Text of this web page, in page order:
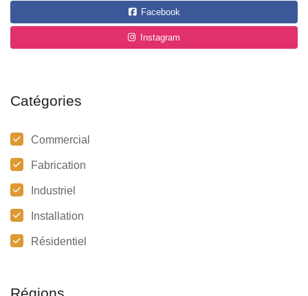
Facebook
Instagram
Catégories
Commercial
Fabrication
Industriel
Installation
Résidentiel
Régions